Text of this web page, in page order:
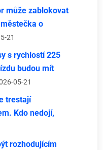
může zablokovat
o
21
s rychlostí 225
budou mít
05-21
trestají
Kdo nedojí,
rozhodujícím